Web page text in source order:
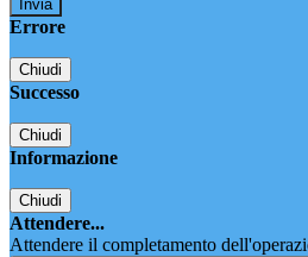
Errore
Chiudi
Successo
Chiudi
Informazione
Chiudi
Attendere...
Attendere il completamento